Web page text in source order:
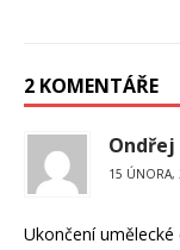
2 KOMENTÁŘE
Ondřej
15 ÚNORA,
Ukončení